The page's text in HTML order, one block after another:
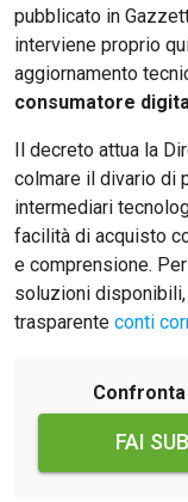
pubblicato in
interviene proprio
aggiornamento
consumatore
Il decreto attua la
colmare il divario di
intermediari
facilità di acquisto
e comprensione.
soluzioni
trasparente conti
FAI